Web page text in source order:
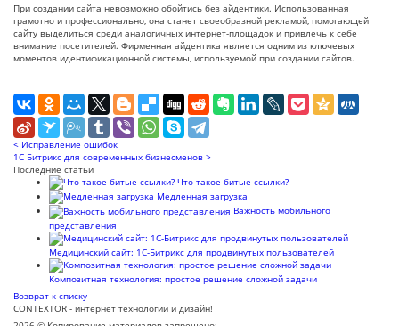
При создании сайта невозможно обойтись без айдентики. Использованная
грамотно и профессионально, она станет своеобразной рекламой, помогающей
сайту выделиться среди аналогичных интернет-площадок и привлечь к себе
внимание посетителей. Фирменная айдентика является одним из ключевых
моментов идентификационной системы, используемой при создании сайтов.
< Исправление ошибок
1С Битрикс для современных бизнесменов >
Последние статьи
Что такое битые ссылки?
Медленная загрузка
Важность мобильного
представления
Медицинский сайт: 1С-Битрикс для продвинутых пользователей
Композитная технология: простое решение сложной задачи
Возврат к списку
CONTEXTOR - интернет технологии и дизайн!